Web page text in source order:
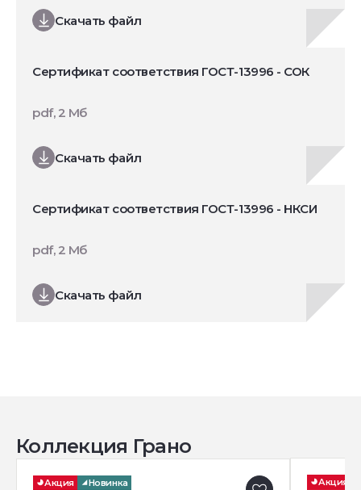
Скачать файл
Сертификат соответствия ГОСТ-13996 - СОК
Скачать файл
pdf, 2 Мб
Сертификат соответствия ГОСТ-13996 - НКСИ
Скачать файл
pdf, 2 Мб
Коллекция Грано
Акция Новинка Акция